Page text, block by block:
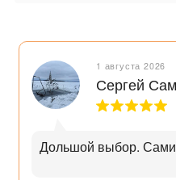
1 августа 2026
Сергей
Дольшой выбор. Сами